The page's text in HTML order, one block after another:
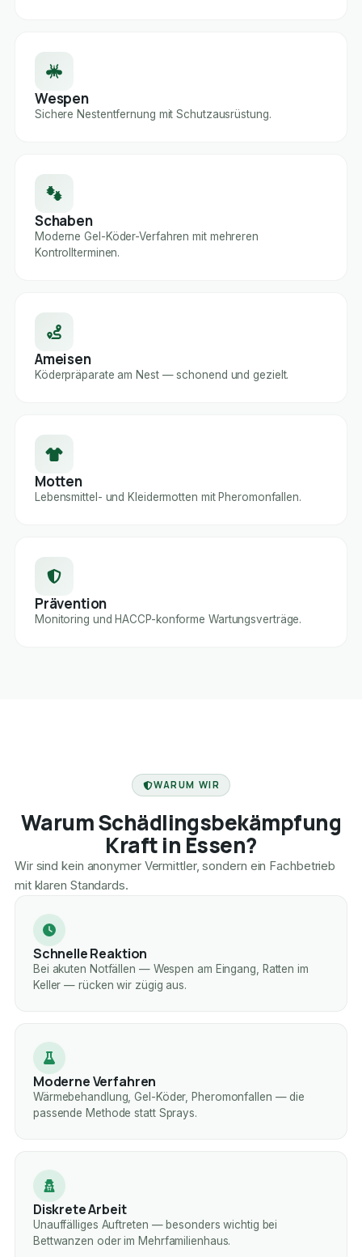
Wespen
Sichere Nestentfernung mit Schutzausrüstung.
Schaben
Moderne Gel-Köder-Verfahren mit mehreren
Kontrollterminen.
Ameisen
Köderpräparate am Nest — schonend und gezielt.
Motten
Lebensmittel- und Kleidermotten mit Pheromonfallen.
Prävention
Monitoring und HACCP-konforme Wartungsverträge.
WARUM WIR
Warum Schädlingsbekämpfung
Kraft in Essen?
Wir sind kein anonymer Vermittler, sondern ein Fachbetrieb
mit klaren Standards.
Schnelle Reaktion
Bei akuten Notfällen — Wespen am Eingang, Ratten im
Keller — rücken wir zügig aus.
Moderne Verfahren
Wärmebehandlung, Gel-Köder, Pheromonfallen — die
passende Methode statt Sprays.
Diskrete Arbeit
Unauffälliges Auftreten — besonders wichtig bei
Bettwanzen oder im Mehrfamilienhaus.